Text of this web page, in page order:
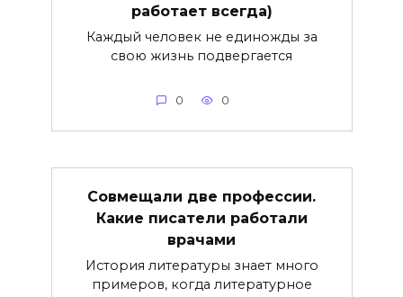
работает всегда)
Каждый человек не единожды за
свою жизнь подвергается
0 0
Совмещали две профессии.
Какие писатели работали
врачами
История литературы знает много
примеров, когда литературное